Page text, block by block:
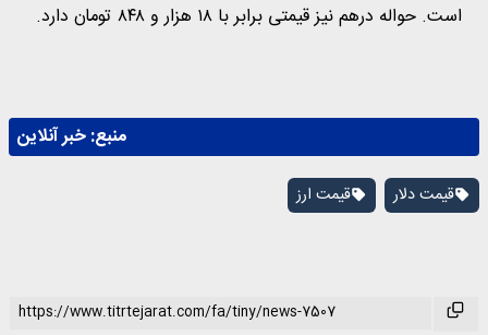
است. حواله درهم نیز قیمتی برابر با ۱۸ هزار و ۸۴۸ تومان دارد.
منبع:خبر آنلاین
قیمت دلار قیمت ارز